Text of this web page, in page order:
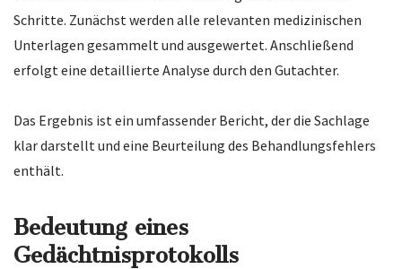
Schritte. Zunächst werden alle relevanten medizinischen
Unterlagen gesammelt und ausgewertet. Anschließend
erfolgt eine detaillierte Analyse durch den Gutachter.
Das Ergebnis ist ein umfassender Bericht, der die Sachlage
klar darstellt und eine Beurteilung des Behandlungsfehlers
enthält.
Bedeutung eines
Gedächtnisprotokolls